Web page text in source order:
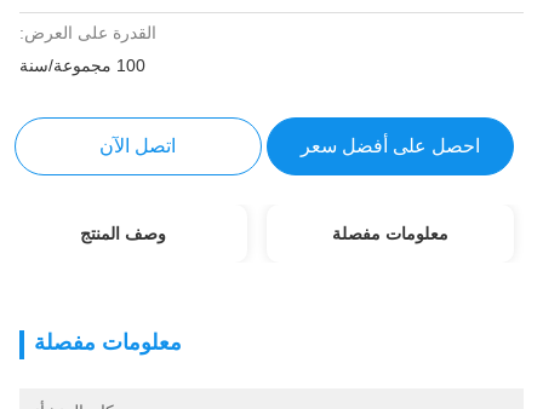
القدرة على العرض:
100 مجموعة/سنة
احصل على أفضل سعر اتصل الآن
معلومات مفصلة وصف المنتج
معلومات مفصلة